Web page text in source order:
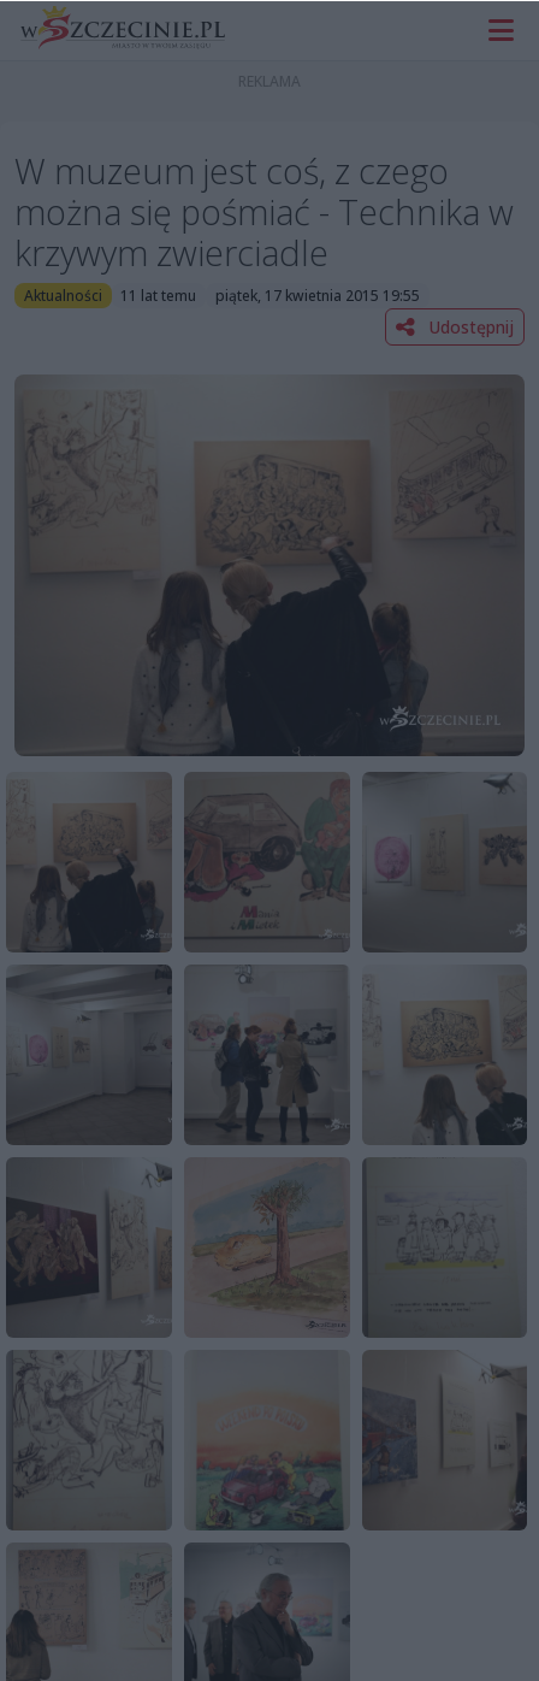
W muzeum jest coś, z czego
można się pośmiać - Technika w
krzywym zwierciadle
Aktualności 11 lat temu piątek, 17 kwietnia 2015 19:55
Udostępnij